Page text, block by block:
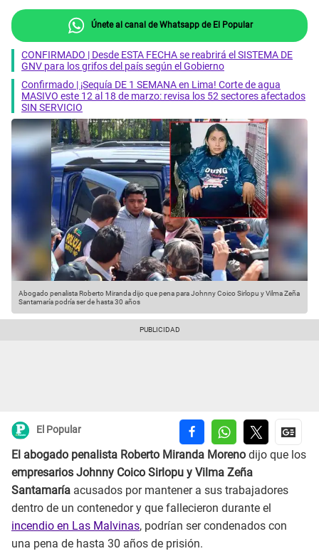
Únete al canal de Whatsapp de El Popular
CONFIRMADO | Desde ESTA FECHA se reabrirá el SISTEMA DE
GNV para los grifos del país según el Gobierno
Confirmado | ¡Sequía DE 1 SEMANA en Lima! Corte de agua
MASIVO este 12 al 18 de marzo: revisa los 52 sectores afectados
SIN SERVICIO
Abogado penalista Roberto Miranda dijo que pena para Johnny Coico Sirlopu y Vilma Zeña
Santamaría podría ser de hasta 30 años
El Popular
El abogado penalista Roberto Miranda Moreno dijo que los
empresarios Johnny Coico Sirlopu y Vilma Zeña
Santamaría acusados por mantener a sus trabajadores
dentro de un contenedor y que fallecieron durante el
incendio en Las Malvinas, podrían ser condenados con
una pena de hasta 30 años de prisión.